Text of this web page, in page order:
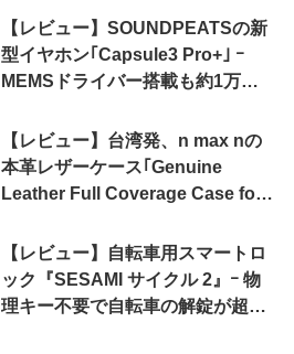
【レビュー】SOUNDPEATSの新
型イヤホン｢Capsule3 Pro+｣ ｰ
MEMSドライバー搭載も約1万円
【レビュー】台湾発、n max nの
本革レザーケース｢Genuine
Leather Full Coverage Case for
【レビュー】自転車用スマートロ
ック『SESAMI サイクル 2』ｰ 物
理キー不要で自転車の解錠が超簡